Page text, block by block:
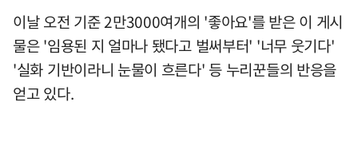
이날 오전 기준 2만3000여개의 '좋아요'를 받은 이 게시
물은 '임용된 지 얼마나 됐다고 벌써부터' '너무 웃기다'
'실화 기반이라니 눈물이 흐른다' 등 누리꾼들의 반응을
얻고 있다.